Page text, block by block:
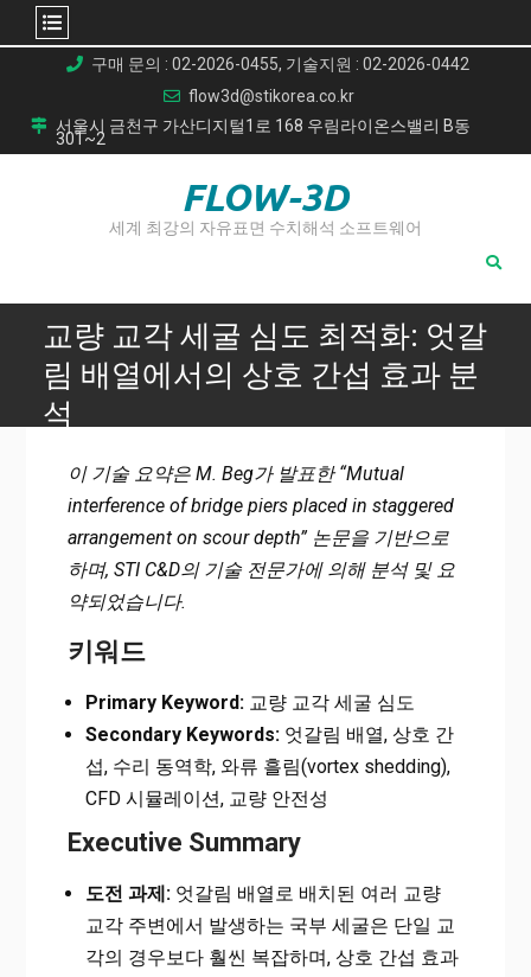
content
구매 문의 : 02-2026-0455, 기술지원 : 02-2026-0442
flow3d@stikorea.co.kr
서울시 금천구 가산디지털1로 168 우림라이온스밸리 B동
301~2
FLOW-3D
세계 최강의 자유표면 수치해석 소프트웨어
교량 교각 세굴 심도 최적화: 엇갈
림 배열에서의 상호 간섭 효과 분
석
교량 교각 세굴 심도 최적화: 엇갈림 배열에서의 상호 간섭 효
과 분석
이 기술 요약은 M. Beg가 발표한 “Mutual
interference of bridge piers placed in staggered
arrangement on scour depth” 논문을 기반으로
하며, STI C&D의 기술 전문가에 의해 분석 및 요
약되었습니다.
키워드
Primary Keyword:교량 교각 세굴 심도
Secondary Keywords:엇갈림 배열, 상호 간
섭, 수리 동역학, 와류 흘림(vortex shedding),
CFD 시뮬레이션, 교량 안전성
Executive Summary
도전 과제:엇갈림 배열로 배치된 여러 교량
교각 주변에서 발생하는 국부 세굴은 단일 교
각의 경우보다 훨씬 복잡하며, 상호 간섭 효과